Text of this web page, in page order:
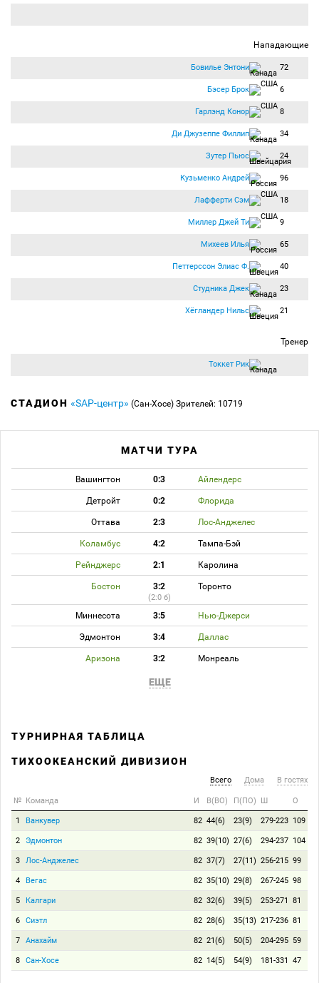
Нападающие
Бовилье Энтони 72
Бэсер Брок 6
Гарлэнд Конор 8
Ди Джузеппе Филлип 34
Зутер Пьюс 24
Кузьменко Андрей 96
Лафферти Сэм 18
Миллер Джей Ти 9
Михеев Илья 65
Петтерссон Элиас Ф. 40
Студника Джек 23
Хёгландер Нильс 21
Тренер
Токкет Рик
СТАДИОН «SAP-центр» (Сан-Хосе) Зрителей: 10719
МАТЧИ ТУРА
Вашингтон 0:3 Айлендерс
Детройт 0:2 Флорида
Оттава 2:3 Лос-Анджелес
Коламбус 4:2 Тампа-Бэй
Рейнджерс 2:1 Каролина
Бостон 3:2 Торонто
(2:0 б)
Миннесота 3:5 Нью-Джерси
Эдмонтон 3:4 Даллас
Аризона 3:2 Монреаль
ЕЩЕ
ТУРНИРНАЯ ТАБЛИЦА
ТИХООКЕАНСКИЙ ДИВИЗИОН
Всего Дома В гостях
№ Команда И В(ВО) П(ПО) Ш О
1 Ванкувер 82 44(6) 23(9) 279-223 109
2 Эдмонтон 82 39(10) 27(6) 294-237 104
3 Лос-Анджелес 82 37(7) 27(11) 256-215 99
4 Вегас 82 35(10) 29(8) 267-245 98
5 Калгари 82 32(6) 39(5) 253-271 81
6 Сиэтл 82 28(6) 35(13) 217-236 81
7 Анахайм 82 21(6) 50(5) 204-295 59
8 Сан-Хосе 82 14(5) 54(9) 181-331 47